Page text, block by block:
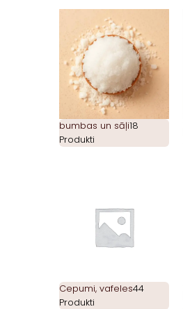
bumbas un sāļi18
Produkti
Cepumi, vafeles44
Produkti